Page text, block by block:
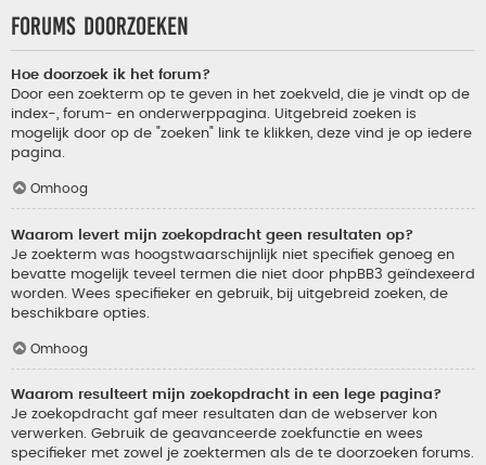
Forums doorzoeken
Hoe doorzoek ik het forum?
Door een zoekterm op te geven in het zoekveld, die je vindt op de
index-, forum- en onderwerppagina. Uitgebreid zoeken is
mogelijk door op de "zoeken" link te klikken, deze vind je op iedere
pagina.
Omhoog
Waarom levert mijn zoekopdracht geen resultaten op?
Je zoekterm was hoogstwaarschijnlijk niet specifiek genoeg en
bevatte mogelijk teveel termen die niet door phpBB3 geïndexeerd
worden. Wees specifieker en gebruik, bij uitgebreid zoeken, de
beschikbare opties.
Omhoog
Waarom resulteert mijn zoekopdracht in een lege pagina?
Je zoekopdracht gaf meer resultaten dan de webserver kon
verwerken. Gebruik de geavanceerde zoekfunctie en wees
specifieker met zowel je zoektermen als de te doorzoeken forums.